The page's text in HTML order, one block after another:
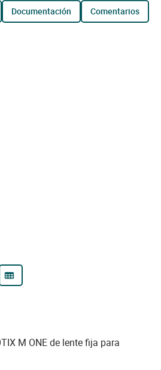
documentación comentarios
M ONE de lente fija para